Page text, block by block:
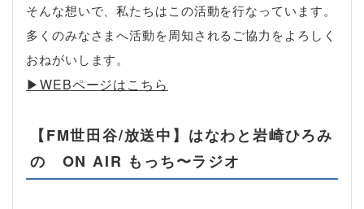
そんな想いで、私たちはこの活動を行なっています。
多くのみなさまへ活動を周知されるご協力をよろしく
おねがいします。
▶︎WEBページはこちら
【FM世田谷/放送中】はなわと岩崎ひろみ
の ON AIR もっち〜ラジオ